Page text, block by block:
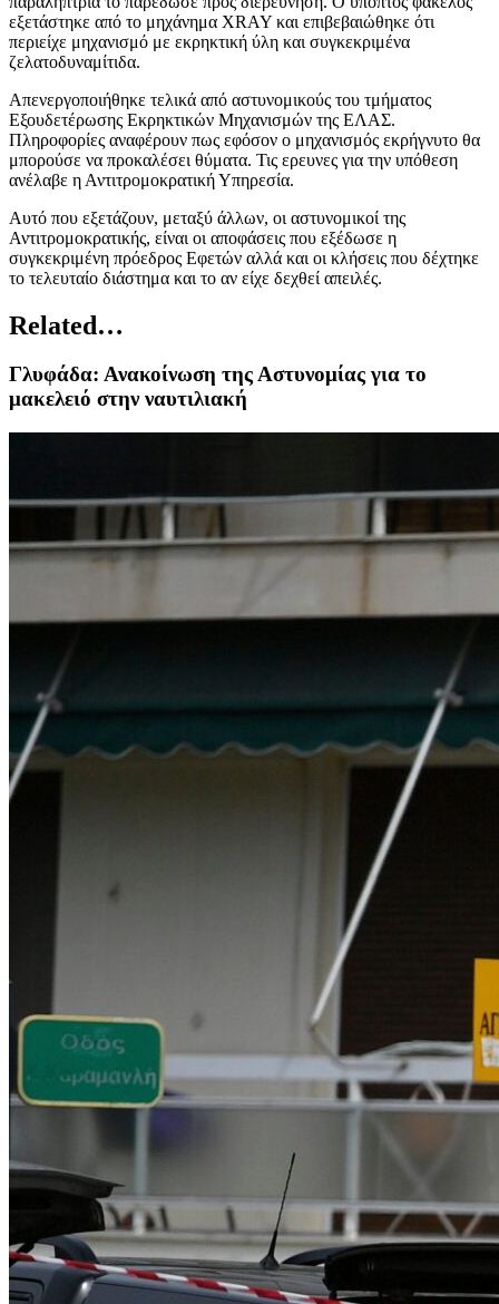
εξετάστηκε από το μηχάνημα ΧRAY και επιβεβαιώθηκε ότι
περιείχε μηχανισμό με εκρηκτική ύλη και συγκεκριμένα
ζελατοδυναμίτιδα.
Απενεργοποιήθηκε τελικά από αστυνομικούς του τμήματος
Εξουδετέρωσης Εκρηκτικών Μηχανισμών της ΕΛΑΣ.
Πληροφορίες αναφέρουν πως εφόσον ο μηχανισμός εκρήγνυτο θα
μπορούσε να προκαλέσει θύματα. Τις ερευνες για την υπόθεση
ανέλαβε η Αντιτρομοκρατική Υπηρεσία.
Αυτό που εξετάζουν, μεταξύ άλλων, οι αστυνομικοί της
Αντιτρομοκρατικής, είναι οι αποφάσεις που εξέδωσε η
συγκεκριμένη πρόεδρος Εφετών αλλά και οι κλήσεις που δέχτηκε
το τελευταίο διάστημα και το αν είχε δεχθεί απειλές.
Related…
Γλυφάδα: Ανακοίνωση της Αστυνομίας για το
μακελειό στην ναυτιλιακή